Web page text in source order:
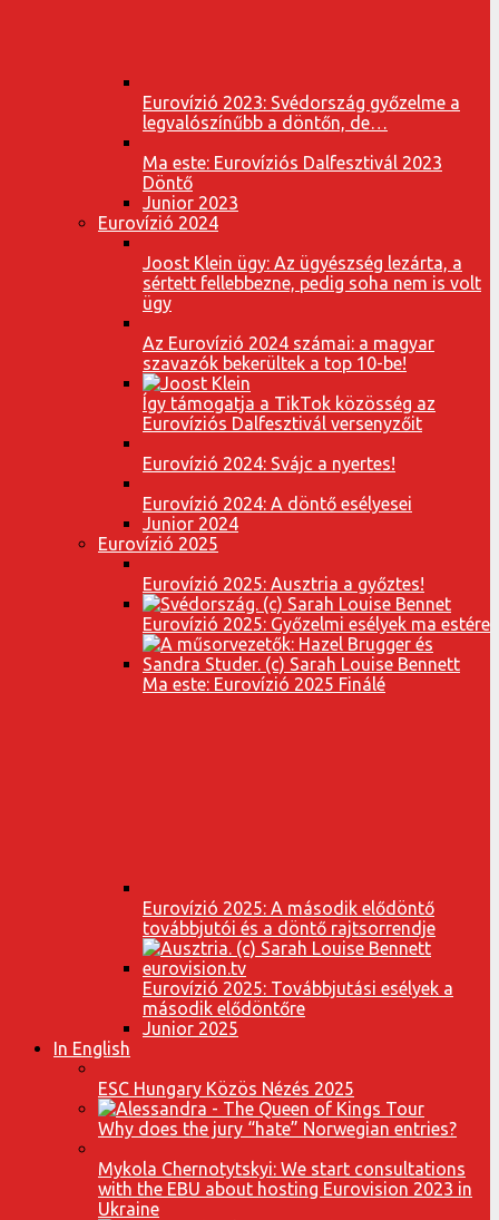
Eurovízió 2023: Svédország győzelme a
legvalószínűbb a döntőn, de…
Ma este: Eurovíziós Dalfesztivál 2023
Döntő
Junior 2023
Eurovízió 2024
Joost Klein ügy: Az ügyészség lezárta, a
sértett fellebbezne, pedig soha nem is volt
ügy
Az Eurovízió 2024 számai: a magyar
szavazók bekerültek a top 10-be!
Így támogatja a TikTok közösség az
Eurovíziós Dalfesztivál versenyzőit
Eurovízió 2024: Svájc a nyertes!
Eurovízió 2024: A döntő esélyesei
Junior 2024
Eurovízió 2025
Eurovízió 2025: Ausztria a győztes!
Eurovízió 2025: Győzelmi esélyek ma estére
Ma este: Eurovízió 2025 Finálé
Eurovízió 2025: A második elődöntő
továbbjutói és a döntő rajtsorrendje
Eurovízió 2025: Továbbjutási esélyek a
második elődöntőre
Junior 2025
In English
ESC Hungary Közös Nézés 2025
Why does the jury “hate” Norwegian entries?
Mykola Chernotytskyi: We start consultations
with the EBU about hosting Eurovision 2023 in
Ukraine